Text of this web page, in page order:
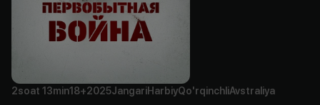
2soat 13min18+2025JangariHarbiyQo'rqinchliAvstraliya